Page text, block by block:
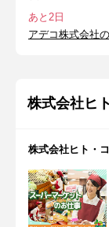
あと2日
アデコ株式会社
株式会社ヒ
株式会社ヒト・